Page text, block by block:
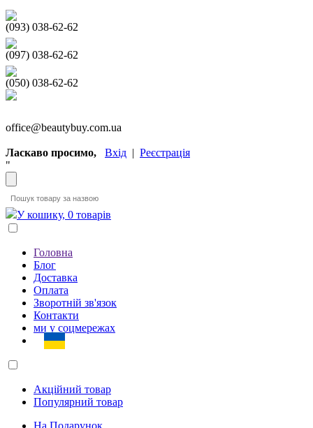
(093) 038-62-62
(097) 038-62-62
(050) 038-62-62
office@beautybuy.com.ua
Ласкаво просимо, Вхід | Реєстрація
"
У кошику, 0 товарів
Головна
Блог
Доставка
Оплата
Зворотній зв'язок
Контакти
ми у соцмережах
Акційний товар
Популярний товар
На Подарунок